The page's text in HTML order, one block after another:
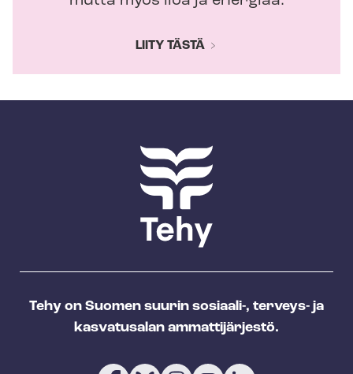
LIITY TÄSTÄ
Tehy on Suomen suurin sosiaali-, terveys- ja
kasvatusalan ammattijärjestö.